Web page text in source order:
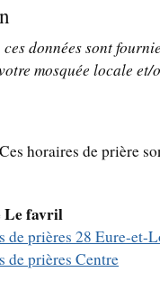
données sont
mosquée locale
horaires de prière
Le favril
de prières 28 Eure-et-
de prières Centre